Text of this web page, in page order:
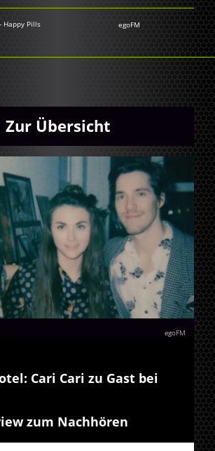
Happy Pills egoFM
Zur Übersicht
egoFM
Cari Cari zu Gast bei
zum Nachhören